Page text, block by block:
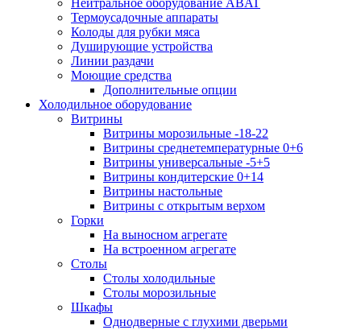
Нейтральное оборудование ABAT
Термоусадочные аппараты
Колоды для рубки мяса
Душирующие устройства
Линии раздачи
Моющие средства
Дополнительные опции
Холодильное оборудование
Витрины
Витрины морозильные -18-22
Витрины среднетемпературные 0+6
Витрины универсальные -5+5
Витрины кондитерские 0+14
Витрины настольные
Витрины с открытым верхом
Горки
На выносном агрегате
На встроенном агрегате
Столы
Столы холодильные
Столы морозильные
Шкафы
Однодверные с глухими дверьми